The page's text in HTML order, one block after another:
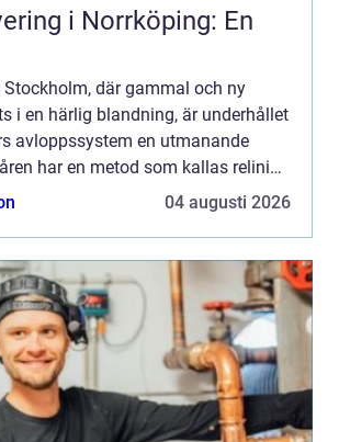
i Norrköping: En
Stockholm, där gammal och ny
i en härlig blandning, är underhållet
avloppssystem en utmanande
har en metod som kallas relining
k...
04 augusti 2026